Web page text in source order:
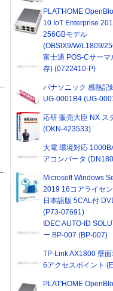
PLAT'HOME
10 IoT Enterprise
256GBモデル
(OBSIX9/W/L1809/
富士通 POS-Cサー
存) (0722410-P)
パナソニック 感熱記
UG-0001B4 (UG-
応研 販売大臣 NX ス
(OKN-423533)
大電 環境対応
アコンバータ
Microsoft Windows
2019 16コアライセ
日本語版 5CAL付
(P73-07691)
IDEC AUTO-ID
ー BP-007 (BP-007)
TP-Link AX1800 壁
6アクセスポイント
PLAT'HOME